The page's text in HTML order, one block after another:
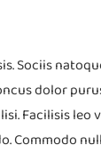
Sociis
dolor
Facilisis
Commodo